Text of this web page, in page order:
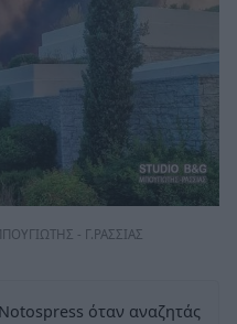
- Γ.ΡΑΣΣΙΑΣ
όταν αναζητάς